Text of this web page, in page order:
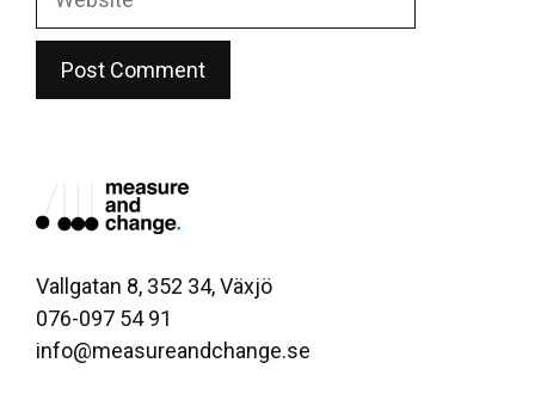
Vallgatan 8, 352 34, Växjö
076-097 54 91
info@measureandchange.se